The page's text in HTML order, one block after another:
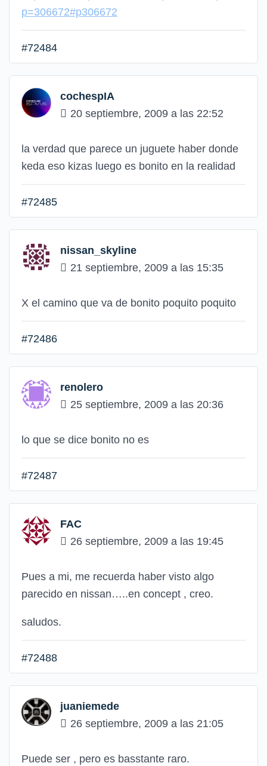
p=306672#p306672
#72484
cochespIA
20 septiembre, 2009 a las 22:52
la verdad que parece un juguete haber donde
keda eso kizas luego es bonito en la realidad
#72485
nissan_skyline
21 septiembre, 2009 a las 15:35
X el camino que va de bonito poquito poquito
#72486
renolero
25 septiembre, 2009 a las 20:36
lo que se dice bonito no es
#72487
FAC
26 septiembre, 2009 a las 19:45
Pues a mi, me recuerda haber visto algo
parecido en nissan…..en concept , creo.
saludos.
#72488
juaniemede
26 septiembre, 2009 a las 21:05
Puede ser , pero es basstante raro.